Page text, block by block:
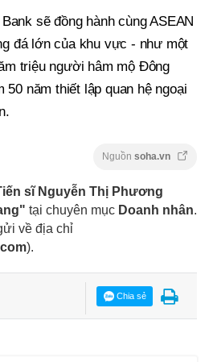
sẽ đồng hành cùng ASEAN
đá lớn của khu vực - như một
triệu người hâm mộ Đông
50 năm thiết lập quan hệ ngoại
Nguồn soha.vn
sĩ Nguyễn Thị Phương
tại chuyên mục Doanh nhân.
về địa chỉ
).
Chia sẻ